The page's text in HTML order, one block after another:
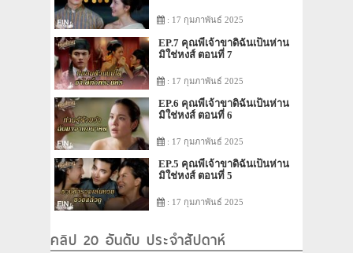
: 17 กุมภาพันธ์ 2025
EP.7 คุณพี่เจ้าขาดิฉันเป็นห่าน
มิใช่หงส์ ตอนที่ 7
: 17 กุมภาพันธ์ 2025
EP.6 คุณพี่เจ้าขาดิฉันเป็นห่าน
มิใช่หงส์ ตอนที่ 6
: 17 กุมภาพันธ์ 2025
EP.5 คุณพี่เจ้าขาดิฉันเป็นห่าน
มิใช่หงส์ ตอนที่ 5
: 17 กุมภาพันธ์ 2025
คลิป 20 อันดับ ประจำสัปดาห์